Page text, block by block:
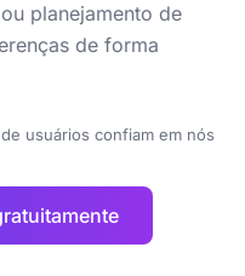
planejamento de
de forma
usuários confiam em nós